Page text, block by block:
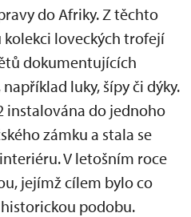
do Afriky. Z těchto
loveckých trofejí
dokumentujících
luky, šípy či dýky.
instalována do jednoho
zámku a stala se
V letošním roce
jejímž cílem bylo co
podobu.